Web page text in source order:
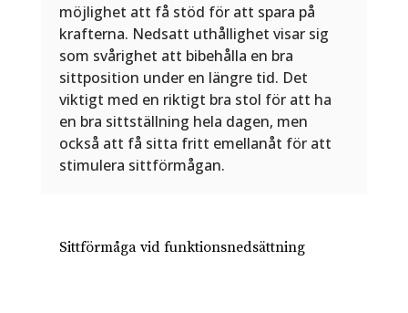
möjlighet att få stöd för att spara på
krafterna. Nedsatt uthållighet visar sig
som svårighet att bibehålla en bra
sittposition under en längre tid. Det
viktigt med en riktigt bra stol för att ha
en bra sittställning hela dagen, men
också att få sitta fritt emellanåt för att
stimulera sittförmågan.
Sittförmåga vid funktionsnedsättning